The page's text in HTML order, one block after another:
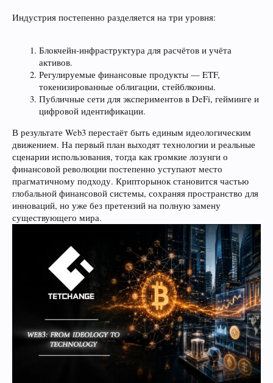
Индустрия постепенно разделяется на три уровня:
Блокчейн-инфраструктура для расчётов и учёта
активов.
Регулируемые финансовые продукты — ETF,
токенизированные облигации, стейблкоины.
Публичные сети для экспериментов в DeFi, гейминге и
цифровой идентификации.
В результате Web3 перестаёт быть единым идеологическим
движением. На первый план выходят технологии и реальные
сценарии использования, тогда как громкие лозунги о
финансовой революции постепенно уступают место
прагматичному подходу. Крипторынок становится частью
глобальной финансовой системы, сохраняя пространство для
инноваций, но уже без претензий на полную замену
существующего мира.